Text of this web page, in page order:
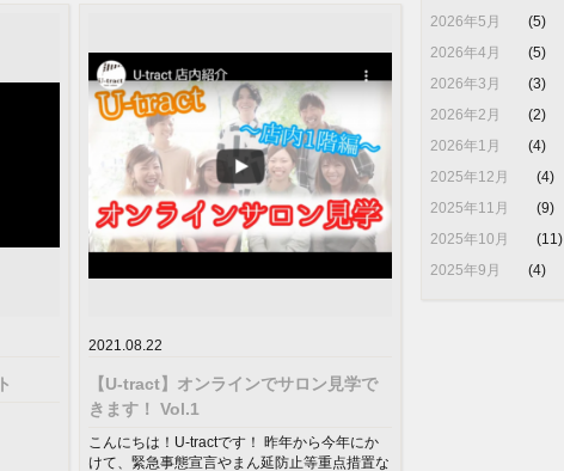
2021.08.22
【U-tract】オンラインでサロン見学で
きます！ Vol.1
こんにちは！U-tractです！ 昨年から今年にか
けて、緊急事態宣言やまん延防止等重点措置な
2026年5月
(5)
2026年4月
(5)
2026年3月
(3)
2026年2月
(2)
2026年1月
(4)
2025年12月
(4)
2025年11月
(9)
2025年10月
(11)
2025年9月
(4)